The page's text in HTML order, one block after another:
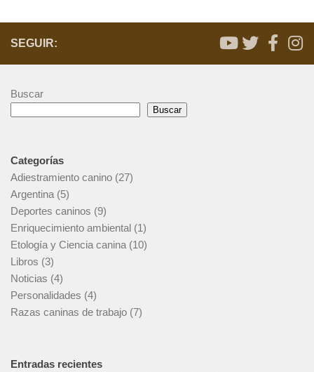
SEGUIR:
Buscar
Buscar
Categorías
Adiestramiento canino (27)
Argentina (5)
Deportes caninos (9)
Enriquecimiento ambiental (1)
Etología y Ciencia canina (10)
Libros (3)
Noticias (4)
Personalidades (4)
Razas caninas de trabajo (7)
Entradas recientes